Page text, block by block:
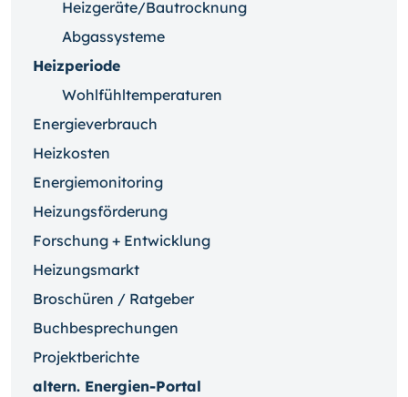
Heizgeräte/Bautrocknung
Abgassysteme
Heizperiode
Wohlfühltemperaturen
Energieverbrauch
Heizkosten
Energiemonitoring
Heizungsförderung
Forschung + Entwicklung
Heizungsmarkt
Broschüren / Ratgeber
Buchbesprechungen
Projektberichte
altern. Energien-Portal